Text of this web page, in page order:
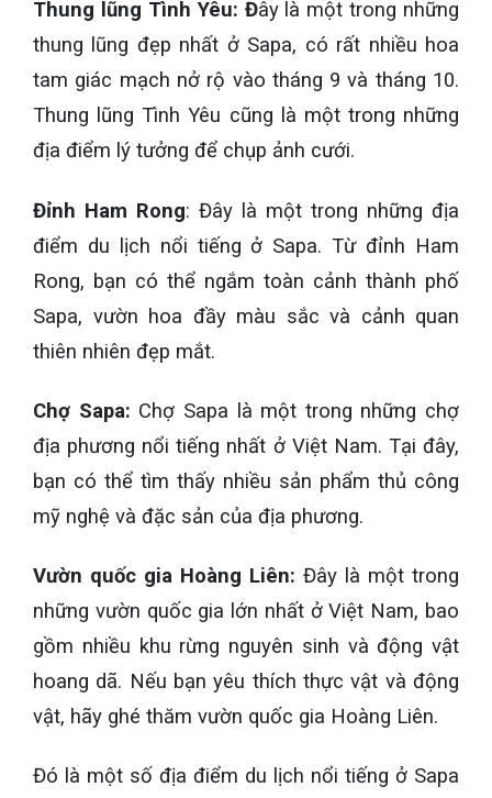
Thung lũng Tình Yêu: Đây là một trong những
thung lũng đẹp nhất ở Sapa, có rất nhiều hoa
tam giác mạch nở rộ vào tháng 9 và tháng 10.
Thung lũng Tình Yêu cũng là một trong những
địa điểm lý tưởng để chụp ảnh cưới.
Đỉnh Ham Rong: Đây là một trong những địa
điểm du lịch nổi tiếng ở Sapa. Từ đỉnh Ham
Rong, bạn có thể ngắm toàn cảnh thành phố
Sapa, vườn hoa đầy màu sắc và cảnh quan
thiên nhiên đẹp mắt.
Chợ Sapa: Chợ Sapa là một trong những chợ
địa phương nổi tiếng nhất ở Việt Nam. Tại đây,
bạn có thể tìm thấy nhiều sản phẩm thủ công
mỹ nghệ và đặc sản của địa phương.
Vườn quốc gia Hoàng Liên: Đây là một trong
những vườn quốc gia lớn nhất ở Việt Nam, bao
gồm nhiều khu rừng nguyên sinh và động vật
hoang dã. Nếu bạn yêu thích thực vật và động
vật, hãy ghé thăm vườn quốc gia Hoàng Liên.
Đó là một số địa điểm du lịch nổi tiếng ở Sapa